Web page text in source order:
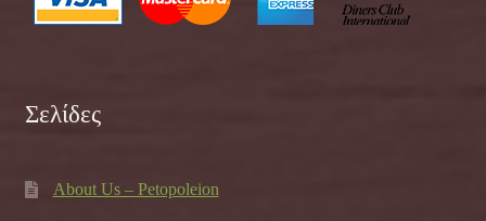
Σελίδες
About Us – Petopoleion